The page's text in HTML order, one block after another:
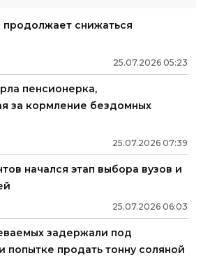
продолжает снижаться
25.07.2026 05:23
пенсионерка,
за кормление бездомных
25.07.2026 07:39
начался этап выбора вузов и
25.07.2026 06:03
задержали под
попытке продать тонну соляной